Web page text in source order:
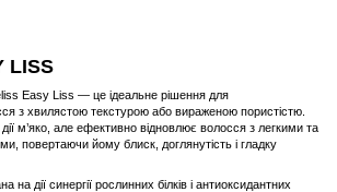
LISS
Easy Liss — це ідеальне рішення для
з хвилястою текстурою або вираженою пористістю.
м’яко, але ефективно відновлює волосся з легкими та
повертаючи йому блиск, доглянутість і гладку
дії синергії рослинних білків і антиоксидантних